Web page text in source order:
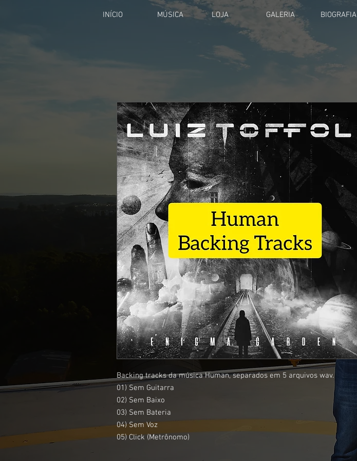
INÍCIO MÚSICA LOJA GALERIA BIOGRAFIA
Backing tracks da música Human, separados em 5 arquivos wav.
01) Sem Guitarra
02) Sem Baixo
03) Sem Bateria
04) Sem Voz
05) Click (Metrônomo)